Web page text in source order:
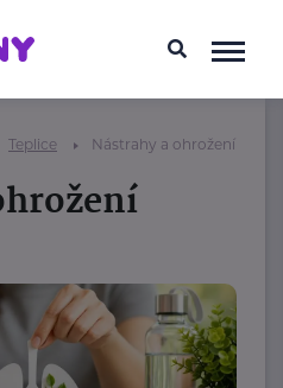
Teplice Nástrahy a ohrožení